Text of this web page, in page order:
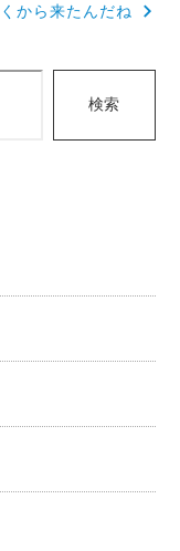
から来たんだね
検索